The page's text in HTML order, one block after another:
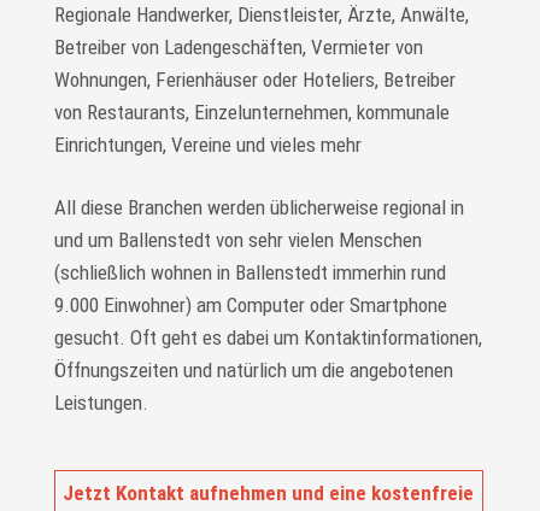
Regionale Handwerker, Dienstleister, Ärzte, Anwälte,
Betreiber von Ladengeschäften, Vermieter von
Wohnungen, Ferienhäuser oder Hoteliers, Betreiber
von Restaurants, Einzelunternehmen, kommunale
Einrichtungen, Vereine und vieles mehr
All diese Branchen werden üblicherweise regional in
und um Ballenstedt von sehr vielen Menschen
(schließlich wohnen in Ballenstedt immerhin rund
9.000 Einwohner) am Computer oder Smartphone
gesucht. Oft geht es dabei um Kontaktinformationen,
Öffnungszeiten und natürlich um die angebotenen
Leistungen.
Jetzt Kontakt aufnehmen und eine kostenfreie